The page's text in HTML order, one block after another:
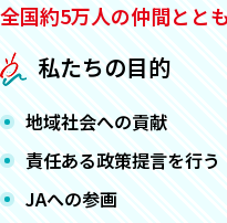
全国約5万人の仲間とと
私たちの目的
地域社会への貢献
責任ある政策提言を行う
JAへの参画